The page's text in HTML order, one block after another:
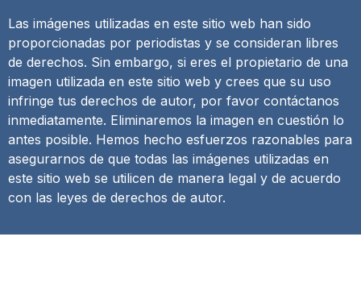
Las imágenes utilizadas en este sitio web han sido
proporcionadas por periodistas y se consideran libres
de derechos. Sin embargo, si eres el propietario de una
imagen utilizada en este sitio web y crees que su uso
infringe tus derechos de autor, por favor contáctanos
inmediatamente. Eliminaremos la imagen en cuestión lo
antes posible. Hemos hecho esfuerzos razonables para
asegurarnos de que todas las imágenes utilizadas en
este sitio web se utilicen de manera legal y de acuerdo
con las leyes de derechos de autor.